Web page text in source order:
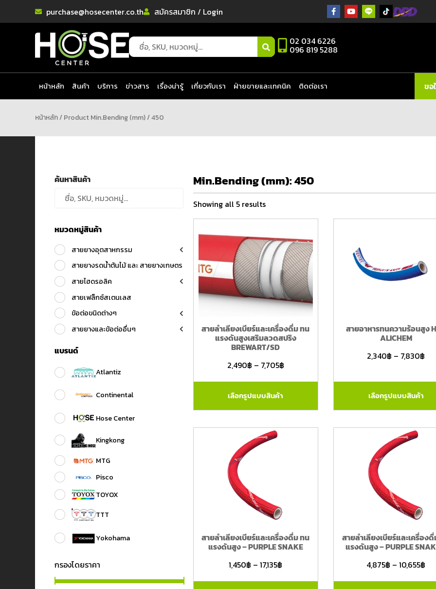
purchase@hosecenter.co.th สมัครสมาชิก / Login
02 034 6226
096 819 5288
หน้าหลัก สินค้า บริการ ข่าวสาร เรื่องน่ารู้ เกี่ยวกับเรา ฝ่ายขายและเทคนิค ติดต่อเรา ขอ
หน้าหลัก/ Product Min.Bending (mm) / 450
ค้นหาสินค้า
หมวดหมู่สินค้า
สายยางอุตสาหกรรม
สายยางรดน้ำต้นไม้ และ สายยางเกษตร
สายไฮดรอลิค
สายเฟล็กซ์สเตนเลส
ข้อต่อขนิดต่างๆ
สายยางและข้อต่ออื่นๆ
แบรนด์
Atlantiz
Continental
Hose Center
Kingkong
MTG
Pisco
TOYOX
TTT
Yokohama
กรองโดยราคา
Min.Bending (mm):450
Showing all 5 results
สายลำเลียงเบียร์และเครื่องดื่ม ทน
แรงดันสูงเสริมลวดสปริง
BREWART/SD
2,490฿ – 7,705฿
เลือกรูปแบบสินค้า
สายอาหารทนความร้อนสูง
ALICHEM
2,340฿ – 7,830฿
เลือกรูปแบบสินค้า
สายลำเลียงเบียร์และเครื่องดื่ม ทน
แรงดันสูง – PURPLE SNAKE
1,450฿ – 17,135฿
สายลำเลียงเบียร์และเครื่อง
แรงดันสูง – PURPLE
4,875฿ – 10,655฿